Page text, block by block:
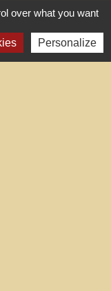
over what you want
Personalize